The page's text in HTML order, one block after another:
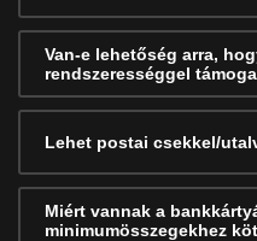
Van-e lehetőség arra,
rendszerességgel
Lehet postai csekkel/
Miért vannak a
minimumösszegekhez